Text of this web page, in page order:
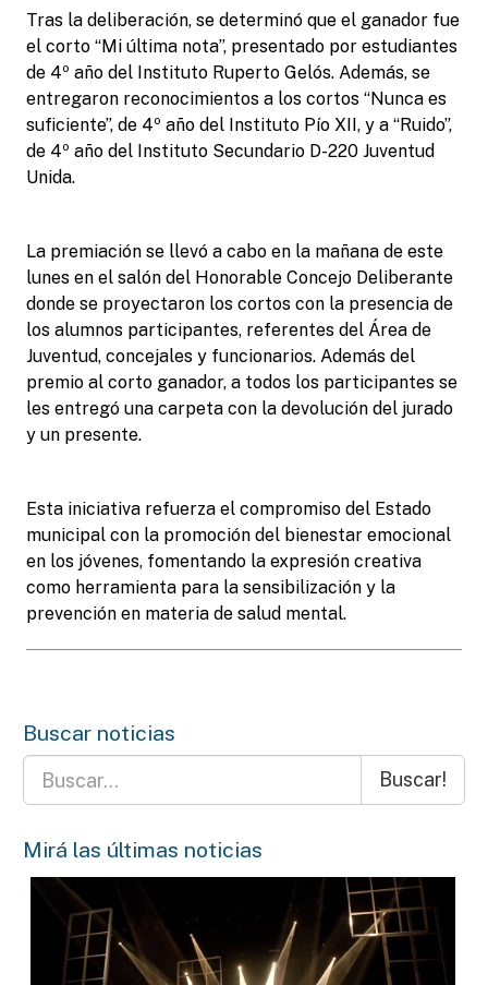
Tras la deliberación, se determinó que el ganador fue
el corto “Mi última nota”, presentado por estudiantes
de 4º año del Instituto Ruperto Gelós. Además, se
entregaron reconocimientos a los cortos “Nunca es
suficiente”, de 4º año del Instituto Pío XII, y a “Ruido”,
de 4º año del Instituto Secundario D-220 Juventud
Unida.
La premiación se llevó a cabo en la mañana de este
lunes en el salón del Honorable Concejo Deliberante
donde se proyectaron los cortos con la presencia de
los alumnos participantes, referentes del Área de
Juventud, concejales y funcionarios. Además del
premio al corto ganador, a todos los participantes se
les entregó una carpeta con la devolución del jurado
y un presente.
Esta iniciativa refuerza el compromiso del Estado
municipal con la promoción del bienestar emocional
en los jóvenes, fomentando la expresión creativa
como herramienta para la sensibilización y la
prevención en materia de salud mental.
Buscar noticias
Buscar!
Mirá las últimas noticias